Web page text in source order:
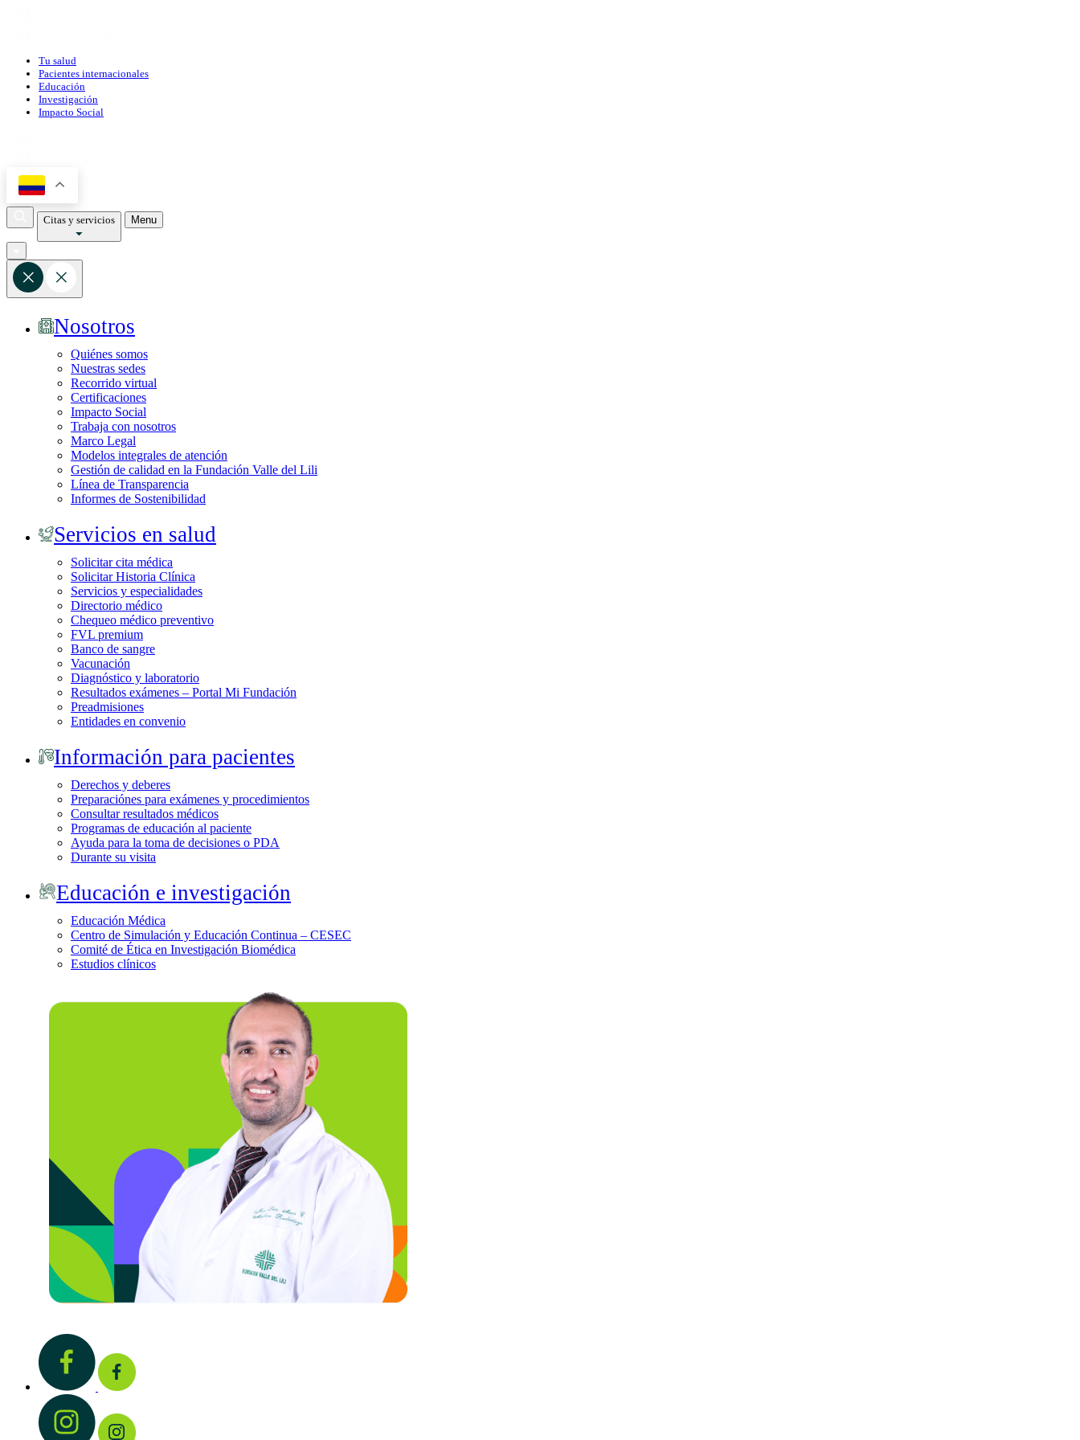
Tu salud
Pacientes internacionales
Educación
Investigación
Impacto Social
Citas y servicios Menu
Nosotros
Quiénes somos
Nuestras sedes
Recorrido virtual
Certificaciones
Impacto Social
Trabaja con nosotros
Marco Legal
Modelos integrales de atención
Gestión de calidad en la Fundación Valle del Lili
Línea de Transparencia
Informes de Sostenibilidad
Servicios en salud
Solicitar cita médica
Solicitar Historia Clínica
Servicios y especialidades
Directorio médico
Chequeo médico preventivo
FVL premium
Banco de sangre
Vacunación
Diagnóstico y laboratorio
Resultados exámenes – Portal Mi Fundación
Preadmisiones
Entidades en convenio
Información para pacientes
Derechos y deberes
Preparaciónes para exámenes y procedimientos
Consultar resultados médicos
Programas de educación al paciente
Ayuda para la toma de decisiones o PDA
Durante su visita
Educación e investigación
Educación Médica
Centro de Simulación y Educación Continua – CESEC
Comité de Ética en Investigación Biomédica
Estudios clínicos